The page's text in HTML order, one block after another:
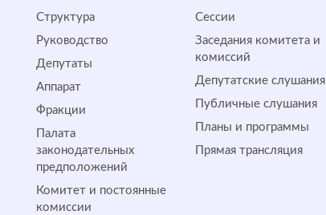
Структура
Руководство
Депутаты
Аппарат
Фракции
Палата
законодательных
предположений
Комитет и постоянные
комиссии
Сессии
Заседания комитета и
комиссий
Депутатские слушания
Публичные слушания
Планы и программы
Прямая трансляция